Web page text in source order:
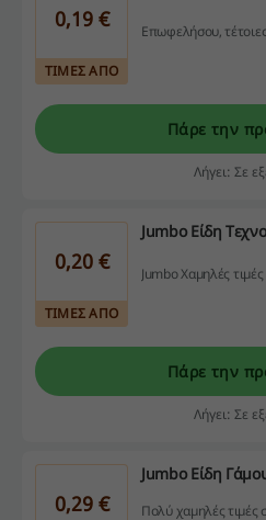
0,19 €
ΤΙΜΕΣ ΑΠΟ
Επωφελήσου,
Πάρε την
Λήγει: Σε
0,20 €
ΤΙΜΕΣ ΑΠΟ
Jumbo Είδη
Jumbo Χαμηλές τιμές
Πάρε την
Λήγει: Σε
0,29 €
Jumbo Είδη
Πολύ χαμηλές τιμές